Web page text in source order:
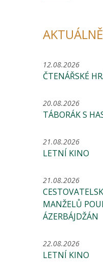
AKTUÁLNĚ
12.08.2026
ČTENÁŘSKÉ
20.08.2026
TÁBORÁK S
21.08.2026
LETNÍ KINO
21.08.2026
MANŽELŮ
ÁZERBÁJDŽÁN
22.08.2026
LETNÍ KINO